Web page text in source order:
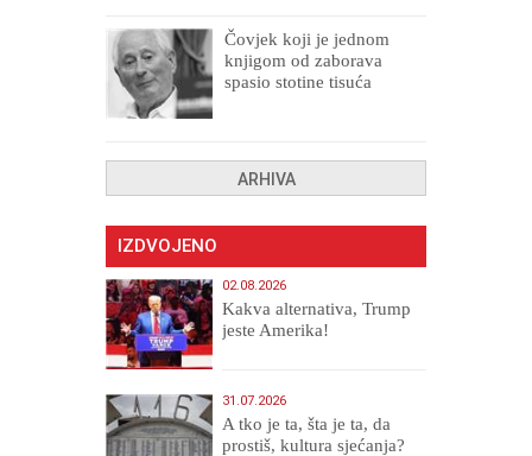
Čovjek koji je jednom
knjigom od zaborava
spasio stotine tisuća
ARHIVA
IZDVOJENO
02.08.2026
Kakva alternativa, Trump
jeste Amerika!
31.07.2026
A tko je ta, šta je ta, da
prostiš, kultura sjećanja?